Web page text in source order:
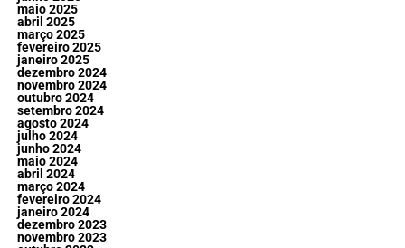
maio 2025
abril 2025
março 2025
fevereiro 2025
janeiro 2025
dezembro 2024
novembro 2024
outubro 2024
setembro 2024
agosto 2024
julho 2024
junho 2024
maio 2024
abril 2024
março 2024
fevereiro 2024
janeiro 2024
dezembro 2023
novembro 2023